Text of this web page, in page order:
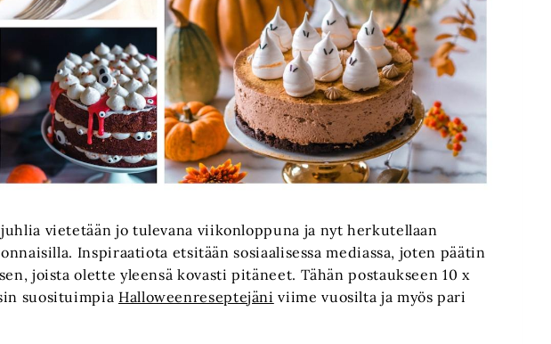
vietetään jo tulevana viikonloppuna ja nyt herkutellaan
Inspiraatiota etsitään sosiaalisessa mediassa, joten päätin
joista olette yleensä kovasti pitäneet. Tähän postaukseen 10 x
suosituimpia Halloweenreseptejäni viime vuosilta ja myös pari